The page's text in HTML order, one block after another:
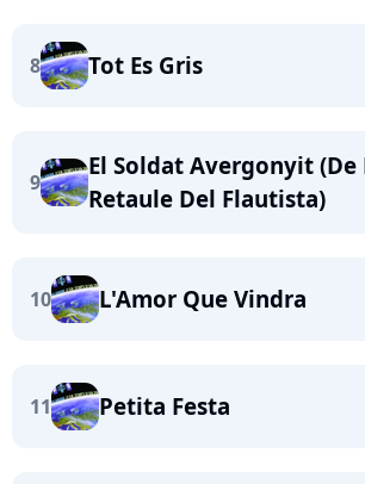
8 Tot Es Gris
9
El Soldat Avergonyit (De
Retaule Del Flautista)
10 L'Amor Que Vindra
11 Petita Festa